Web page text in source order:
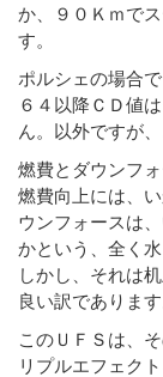
か、９０Ｋｍで
す。
ポルシェの場合
６４以降ＣＤ値
ん。以外ですが、
燃費とダウンフ
燃費向上には、
ウンフォースは
かという、全く水
しかし、それは
良い訳であります
このＵＦＳは、
リプルエフェク